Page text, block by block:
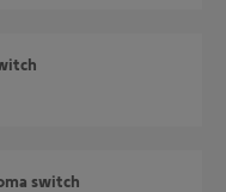
switch